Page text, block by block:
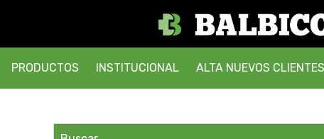
PRODUCTOS INSTITUCIONAL ALTA NUEVOS CLIENTES